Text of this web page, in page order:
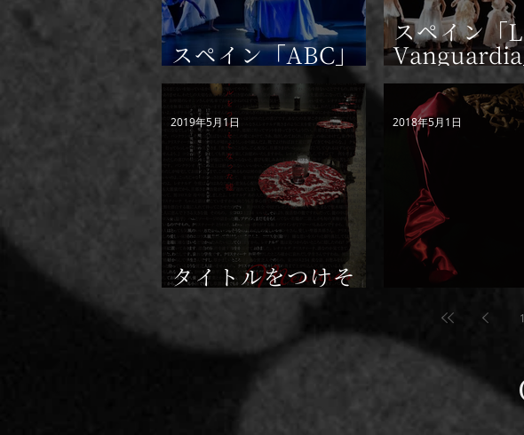
スペイン「ABC」
紙 劇評
スペイン「
Vanguardia
劇評
タイトルをつけそ
こなった嘘
2019年5月1日 2018年5月1日
1